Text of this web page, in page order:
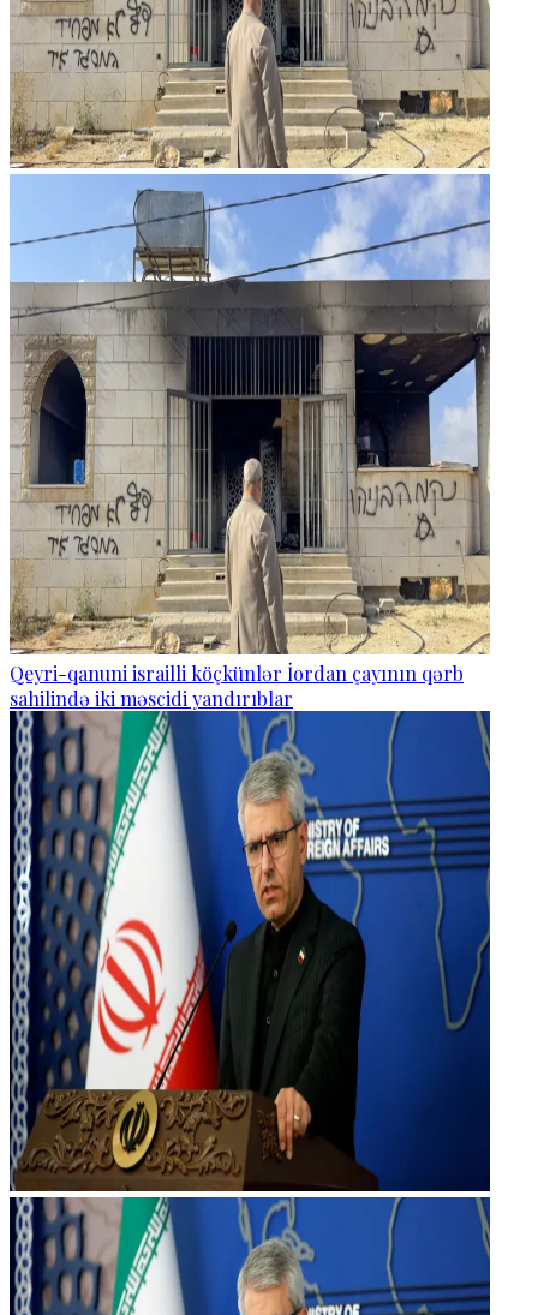
Qeyri-qanuni israilli köçkünlər İordan çayının qərb
sahilində iki məscidi yandırıblar